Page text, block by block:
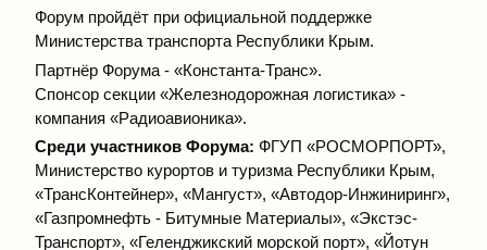
Форум пройдёт при официальной поддержке
Министерства транспорта Республики Крым.
Партнёр Форума - «Константа-Транс».
Спонсор секции «Железнодорожная логистика» -
компания «Радиоавионика».
Среди участников Форума: ФГУП «РОСМОРПОРТ»,
Министерство курортов и туризма Республики Крым,
«ТрансКонтейнер», «Мангуст», «Автодор-Инжиниринг»,
«Газпромнефть - Битумные Материалы», «Экстэс-
Транспорт», «Геленджикский морской порт», «Йотун